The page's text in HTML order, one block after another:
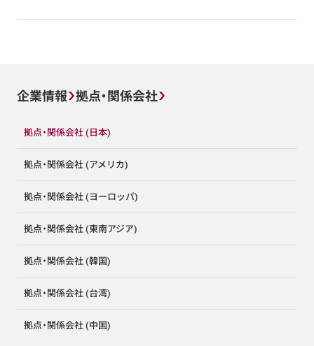
企業情報 拠点・関係会社
拠点・関係会社 (日本)
拠点・関係会社 (アメリカ)
拠点・関係会社 (ヨーロッパ)
拠点・関係会社 (東南アジア)
拠点・関係会社 (韓国)
拠点・関係会社 (台湾)
拠点・関係会社 (中国)